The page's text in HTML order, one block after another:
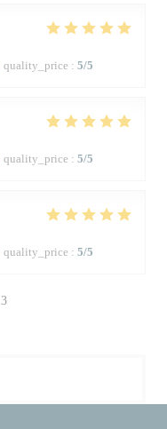
quality_price : 5/5
quality_price : 5/5
quality_price : 5/5
3